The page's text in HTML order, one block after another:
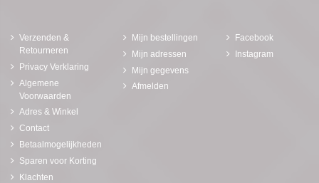
Verzenden &
Retourneren
Privacy Verklaring
Algemene
Voorwaarden
Adres & Winkel
Contact
Betaalmogelijkheden
Sparen voor Korting
Klachten
Mijn bestellingen
Mijn adressen
Mijn gegevens
Afmelden
Facebook
Instagram